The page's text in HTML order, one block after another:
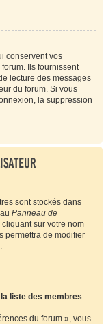
conservent vos
Ils fournissent
lecture des messages
du forum. Si vous
la suppression
sont stockés dans
Panneau de
sur votre nom
permettra de modifier
liste des membres
du forum », vous